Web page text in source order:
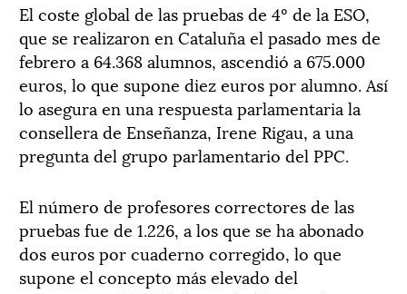
El coste global de las pruebas de 4º de la ESO,
que se realizaron en Cataluña el pasado mes de
febrero a 64.368 alumnos, ascendió a 675.000
euros, lo que supone diez euros por alumno. Así
lo asegura en una respuesta parlamentaria la
consellera de Enseñanza, Irene Rigau, a una
pregunta del grupo parlamentario del PPC.
El número de profesores correctores de las
pruebas fue de 1.226, a los que se ha abonado
dos euros por cuaderno corregido, lo que
supone el concepto más elevado del